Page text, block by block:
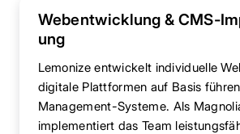
Webentwicklung & CMS-
ung
Lemonize entwickelt individuelle
digitale Plattformen auf Basis
Management-Systeme. Als
implementiert das Team